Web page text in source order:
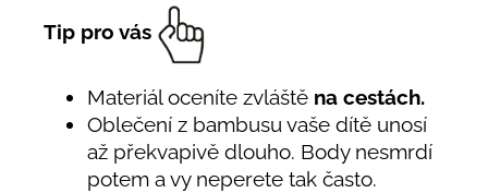
Tip pro vás
Materiál oceníte zvláště na cestách.
Oblečení z bambusu vaše dítě unosí
až překvapivě dlouho. Body nesmrdí
potem a vy neperete tak často.